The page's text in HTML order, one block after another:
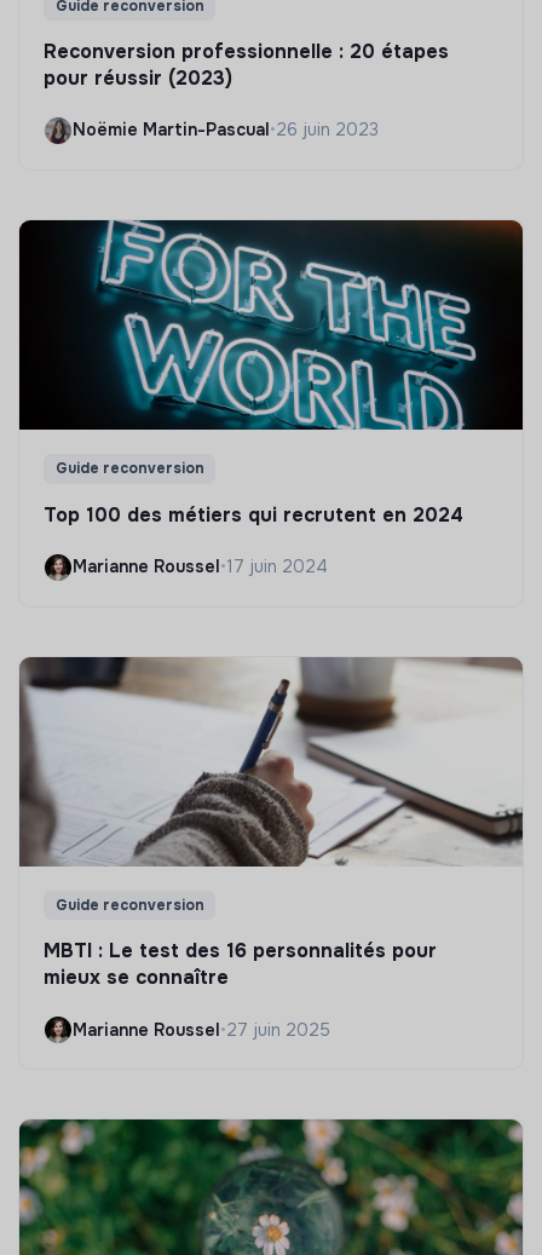
Guide reconversion
Reconversion professionnelle : 20 étapes
pour réussir (2023)
Noëmie Martin-Pascual •26 juin 2023
Guide reconversion
Top 100 des métiers qui recrutent en 2024
Marianne Roussel•17 juin 2024
Guide reconversion
MBTI : Le test des 16 personnalités pour
mieux se connaître
Marianne Roussel•27 juin 2025